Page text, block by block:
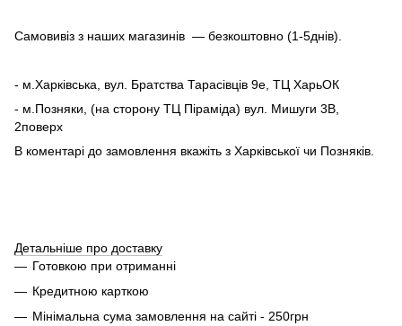
Самовивіз з наших магазинів — безкоштовно (1-5днів).
- м.Харківська, вул. Братства Тарасівців 9е, ТЦ ХарьОК
- м.Позняки, (на сторону ТЦ Піраміда) вул. Мишуги 3В,
2поверх
В коментарі до замовлення вкажіть з Харківської чи Позняків.
Детальніше про доставку
Готовкою при отриманні
Кредитною карткою
Мінімальна сума замовлення на сайті - 250грн